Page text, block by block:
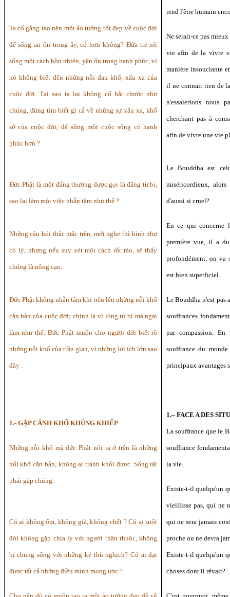
Ta cố gắng tạo nên một ảo tưởng tốt đẹp về cuộc đời
để sống an ổn trong ấy, có hơn không? Đứa trẻ nít
sống một cách hồn nhiên, yên ổn trong hạnh phúc, vì
nó không biết đến những nỗi đau khổ, xấu xa của
cuộc đời. Tại sao ta lại không cố bắt chước như
chúng, đừng tìm biết gì cả về những sự xấu xa, khổ
sở của cuộc đời, để sống một cuộc sống có hạnh
phúc hơn ?
Đức Phật là một đấng thường được gọi là đấng từ bi,
sao lại làm một việc nhẫn tâm như thế ?
Những câu hỏi thắc mắc trên, mới nghe thì hình như
có lý, nhưng nếu suy xét một cách rốt ráo, sẽ thấy
chúng là nông cạn.
Đức Phật không nhẫn tâm khi nêu lên những nỗi khổ
căn bản của cuộc đời; chính là vì lòng từ bi mà ngài
làm như thế. Đức Phật muốn cho người đời biết rõ
những nỗi khổ của trần gian, vì những lợi ích lớn sau
đây :
1.- GẶP CẢNH KHỔ KHỦNG KHIẾP
Những nỗi khổ mà đức Phật nói ra ở trên là những
nổi khổ căn bản, không ai tránh khỏi được. Sống tất
phải gặp chúng.
Có ai không ốm, không già, không chết ? Có ai suốt
đời không gặp chia ly với người thân thuộc, không
bị chung sống với những kẻ thù nghịch? Có ai đạt
được tất cả những điều mình mong ước ?
rend l'être humain
Ne serait-ce pas
vie afin de la vivre
manière insouciante
il ne connait rien de
n'essaierions nous
cherchant pas à
afin de vivre une vie
Le Bouddha est
miséricordieux,
d'aussi si cruel?
En ce qui concerne
première vue, il a
profondément, on va
est bien superficiel.
Le Bouddha n'est pas
souffrances
par compassion.
souffrance du
principaux avantages
1.– FACE A DES
La souffrance que le
souffrance
la vie.
Existe-t-il quelqu'un
vieillisse pas, qui ne
qui ne sera jamais
proche ou ne devra
Existe-t-il quelqu'un
choses dont il rêvait?